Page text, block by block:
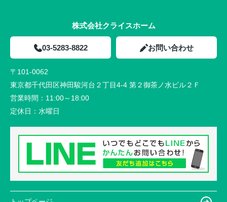
株式会社クライスホーム
03-5283-8822 お問い合わせ
〒101-0062
東京都千代田区神田駿河台２丁目4-4 第２御茶ノ水ビル２Ｆ
営業時間： 11:00～18:00
定休日： 水曜日